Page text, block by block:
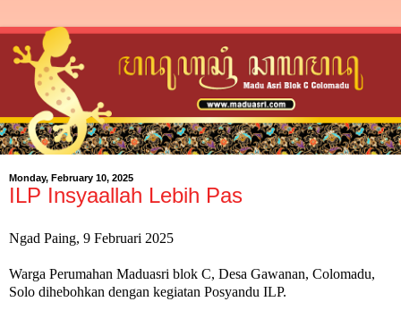
Monday, February 10, 2025
ILP Insyaallah Lebih Pas
Ngad Paing, 9 Februari 2025
Warga Perumahan Maduasri blok C, Desa Gawanan, Colomadu,
Solo dihebohkan dengan kegiatan Posyandu ILP.